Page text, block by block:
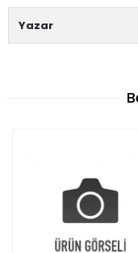
Yazar